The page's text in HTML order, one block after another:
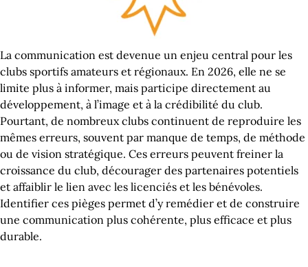
La communication est devenue un enjeu central pour les
clubs sportifs amateurs et régionaux. En 2026, elle ne se
limite plus à informer, mais participe directement au
développement, à l’image et à la crédibilité du club.
Pourtant, de nombreux clubs continuent de reproduire les
mêmes erreurs, souvent par manque de temps, de méthode
ou de vision stratégique. Ces erreurs peuvent freiner la
croissance du club, décourager des partenaires potentiels
et affaiblir le lien avec les licenciés et les bénévoles.
Identifier ces pièges permet d’y remédier et de construire
une communication plus cohérente, plus efficace et plus
durable.